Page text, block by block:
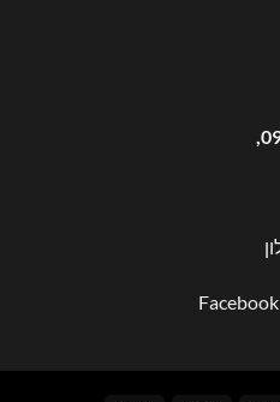
Facebook